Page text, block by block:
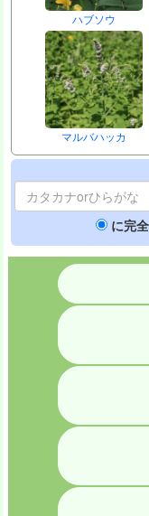
ハブソウ
マルバハッカ
に完